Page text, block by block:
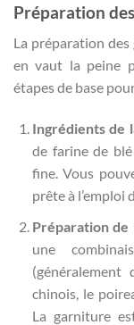
Préparation
La préparation
en vaut la peine
étapes de base
Ingrédients de
de farine de
fine. Vous
prête à l’emploi
Préparation
une
chinois, le
La garniture